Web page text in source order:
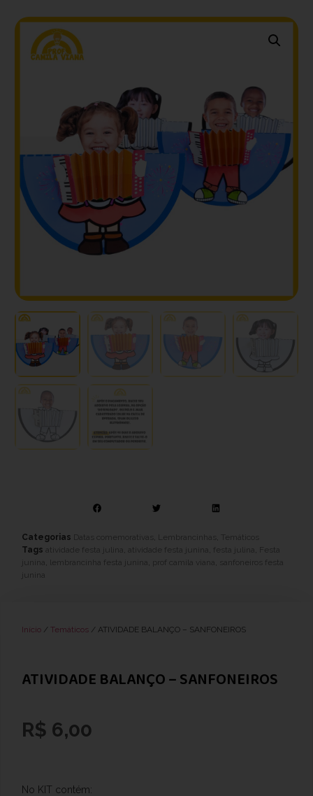
Categorias Datas comemorativas Lembrancinhas
Temáticos
Tags
atividade festa julina atividade festa junina festa julina
Festa
lembrancinha festa junina prof camila viana
sanfoneiros festa
junina
Início / Temáticos / ATIVIDADE BALANÇO – SANFONEIROS
ATIVIDADE BALANÇO – SANFONEIROS
R$ 6,00
No KIT contém: